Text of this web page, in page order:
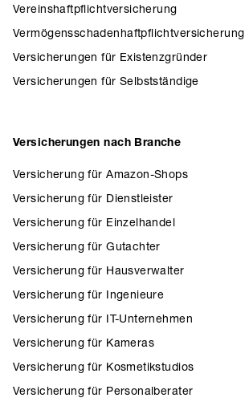
Vereinshaftpflichtversicherung
Vermögensschadenhaftpflichtversicherung
Versicherungen für Existenzgründer
Versicherungen für Selbstständige
Versicherungen nach Branche
Versicherung für Amazon-Shops
Versicherung für Dienstleister
Versicherung für Einzelhandel
Versicherung für Gutachter
Versicherung für Hausverwalter
Versicherung für Ingenieure
Versicherung für IT-Unternehmen
Versicherung für Kameras
Versicherung für Kosmetikstudios
Versicherung für Personalberater